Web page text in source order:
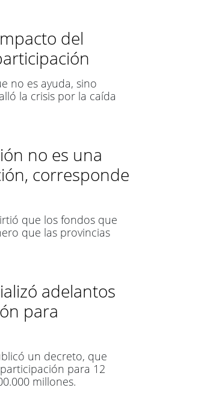
del
no es ayuda, sino
la crisis por la caída
no es una
corresponde
que los fondos que
que las provincias
adelantos
para
un decreto, que
para 12
millones.